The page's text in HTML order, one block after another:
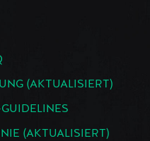
(AKTUALISIERT)
(AKTUALISIERT)